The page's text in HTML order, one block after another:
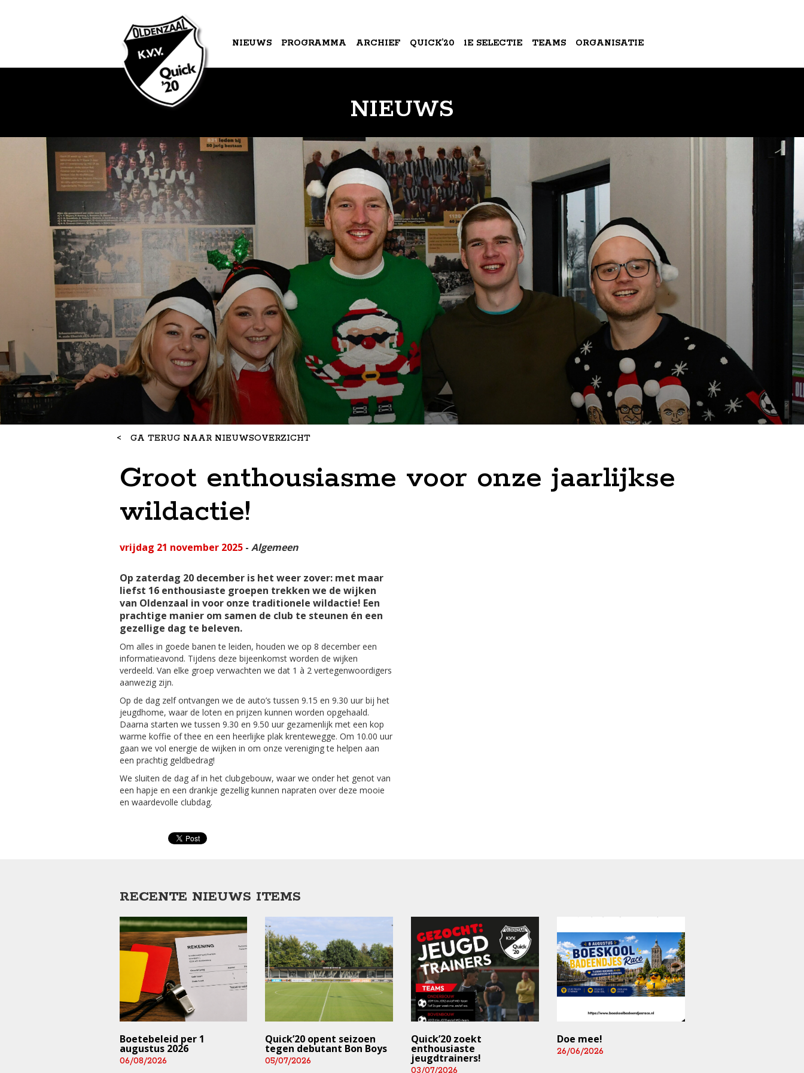
NIEUWS PROGRAMMA ARCHIEF QUICK’20 1E SELECTIE TEAMS ORGANISATIE
NIEUWS
< GA TERUG NAAR NIEUWSOVERZICHT
Groot enthousiasme voor onze jaarlijkse
wildactie!
vrijdag 21 november 2025- Algemeen
Op zaterdag 20 december is het weer zover: met maar
liefst 16 enthousiaste groepen trekken we de wijken
van Oldenzaal in voor onze traditionele wildactie! Een
prachtige manier om samen de club te steunen én een
gezellige dag te beleven.
Om alles in goede banen te leiden, houden we op 8 december een
informatieavond. Tijdens deze bijeenkomst worden de wijken
verdeeld. Van elke groep verwachten we dat 1 à 2 vertegenwoordigers
aanwezig zijn.
Op de dag zelf ontvangen we de auto’s tussen 9.15 en 9.30 uur bij het
jeugdhome, waar de loten en prijzen kunnen worden opgehaald.
Daarna starten we tussen 9.30 en 9.50 uur gezamenlijk met een kop
warme koffie of thee en een heerlijke plak krentewegge. Om 10.00 uur
gaan we vol energie de wijken in om onze vereniging te helpen aan
een prachtig geldbedrag!
We sluiten de dag af in het clubgebouw, waar we onder het genot van
een hapje en een drankje gezellig kunnen napraten over deze mooie
en waardevolle clubdag.
RECENTE NIEUWS ITEMS
Boetebeleid per 1
augustus 2026
06/08/2026
Quick’20 opent seizoen
tegen debutant Bon Boys
05/07/2026
Quick’20 zoekt
enthousiaste
jeugdtrainers!
03/07/2026
Doe mee!
26/06/2026